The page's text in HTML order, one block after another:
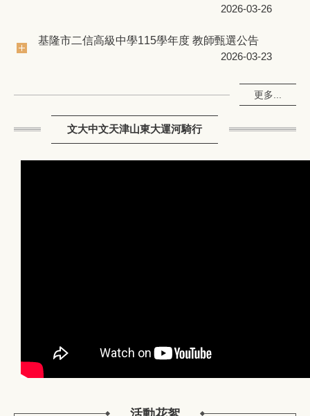
2026-03-26
基隆市二信高級中學115學年度 教師甄選公告
2026-03-23
更多...
文大中文天津山東大運河騎行
2023隴台移地教學Day6